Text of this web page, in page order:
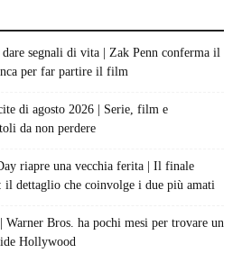
segnali di vita | Zak Penn conferma il
per far partire il film
di agosto 2026 | Serie, film e
da non perdere
riapre una vecchia ferita | Il finale
il dettaglio che coinvolge i due più amati
Warner Bros. ha pochi mesi per trovare un
Hollywood